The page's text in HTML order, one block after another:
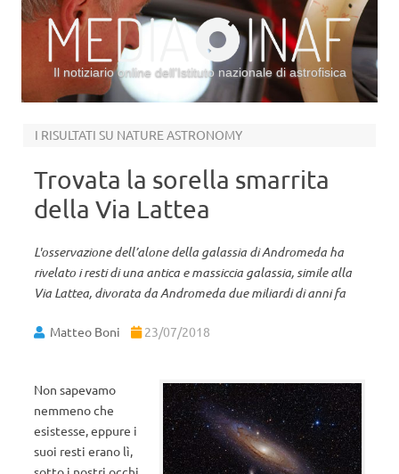
Il notiziario online dell’Istituto nazionale di astrofisica
I RISULTATI SU NATURE ASTRONOMY
Trovata la sorella smarrita
della Via Lattea
L'osservazione dell’alone della galassia di Andromeda ha
rivelato i resti di una antica e massiccia galassia, simile alla
Via Lattea, divorata da Andromeda due miliardi di anni fa
Matteo Boni 23/07/2018
Non sapevamo
nemmeno che
esistesse, eppure i
suoi resti erano lì,